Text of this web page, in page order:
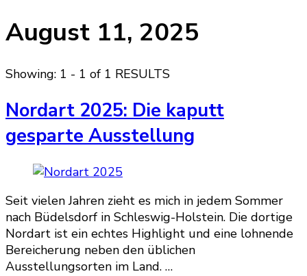
August 11, 2025
Showing: 1 - 1 of 1 RESULTS
Nordart 2025: Die kaputt
gesparte Ausstellung
Seit vielen Jahren zieht es mich in jedem Sommer
nach Büdelsdorf in Schleswig-Holstein. Die dortige
Nordart ist ein echtes Highlight und eine lohnende
Bereicherung neben den üblichen
Ausstellungsorten im Land. …